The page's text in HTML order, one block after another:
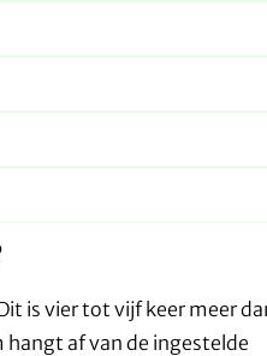
is vier tot vijf keer meer
af van de ingestelde